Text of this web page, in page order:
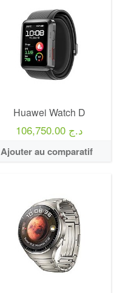
Huawei Watch D
106,750.00 د.ج
Ajouter au comparatif